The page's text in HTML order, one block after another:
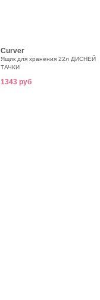
Curver
Ящик для хранения 22л ДИСНЕЙ
ТАЧКИ
1343 руб